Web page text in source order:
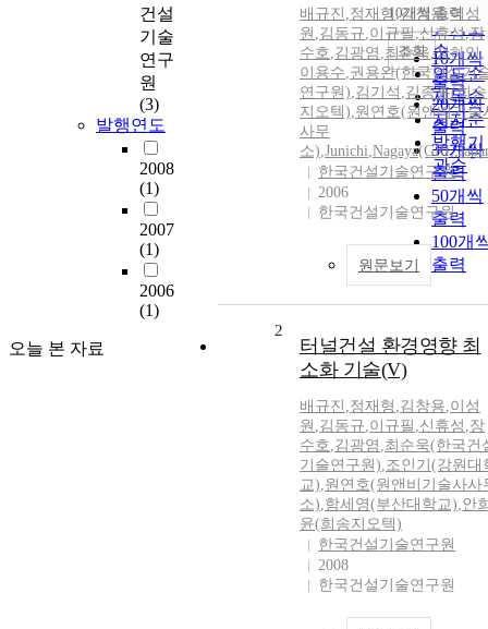
건설
기술
연구
원
(3)
발행연도
2008
(1)
2007
(1)
2006
(1)
오늘 본 자료
순
인기도
순
연도순
제목순
저자순
발행기
관순
내림차
10개씩 출력
10개씩
출력
20개씩
출력
30개씩
출력
50개씩
출력
100개
출력
조회
배규진 ,정재형,김창용,이성
원 ,김동규,이규필,신휴성,장
수호,김광염 ,최순욱,정하익,
이용수,권용완(한국건설기
연구원),김기석 ,김종훈(희송
지오텍),원연호(원앤비기술
사무
소),Junichi,Nagaya(GRI,,
한국건설기술연구원
2006
한국건설기술연구원
원문보기
2
터널건설 환경영향 최
소화 기술(V)
배규진 ,정재형 ,김창용,이성
원 ,김동규,이규필 ,신휴성 ,장
수호,김광염 ,최순욱(한국건
기술연구원),조인기(강원대
교),원연호(원앤비기술사사
소),함세영(부산대학교),안
윤(희송지오텍)
한국건설기술연구원
2008
한국건설기술연구원